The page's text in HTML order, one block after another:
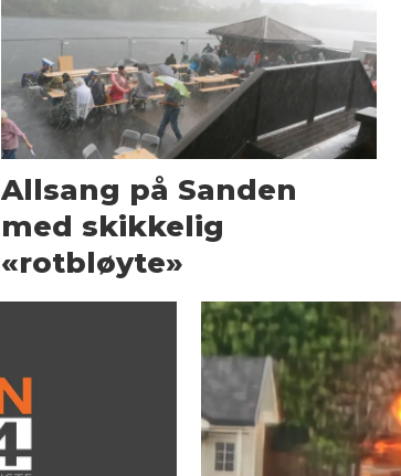
Allsang på Sanden
med skikkelig
«rotbløyte»